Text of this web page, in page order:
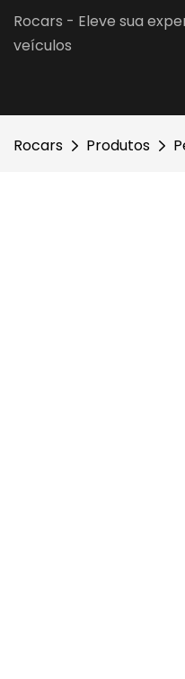
Rocars - Eleve sua
veículos
Rocars Produtos